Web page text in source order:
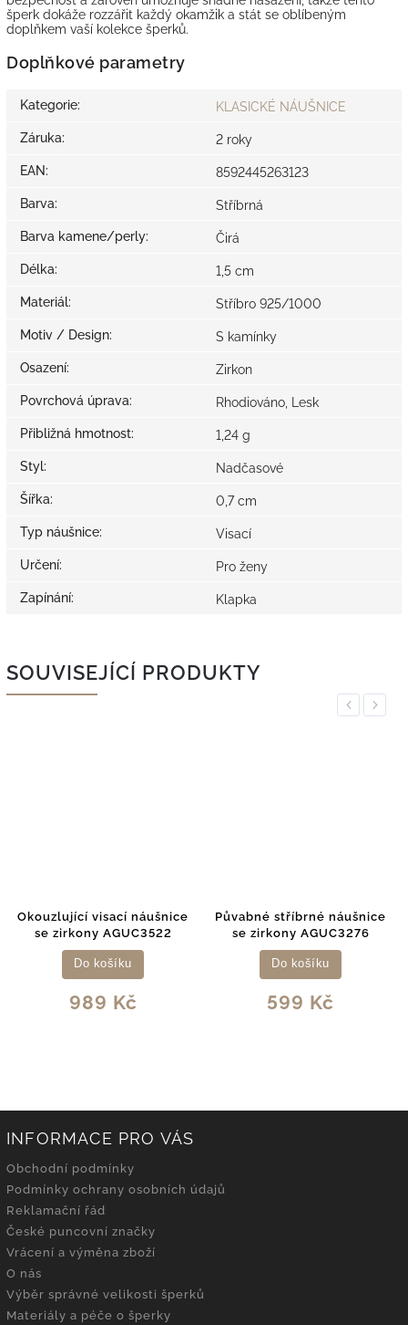
šperk dokáže rozzářit každý okamžik a stát se oblíbeným
doplňkem vaší kolekce šperků.
Doplňkové parametry
Kategorie: KLASICKÉ NÁUŠNICE
Záruka: 2 roky
EAN: 8592445263123
Barva: Stříbrná
Barva kamene/perly: Čirá
Délka: 1,5 cm
Materiál: Stříbro 925/1000
Motiv / Design: S kamínky
Osazení: Zirkon
Povrchová úprava: Rhodiováno, Lesk
Přibližná hmotnost: 1,24 g
Styl: Nadčasové
Šířka: 0,7 cm
Typ náušnice: Visací
Určení: Pro ženy
Zapínání: Klapka
SOUVISEJÍCÍ PRODUKTY
Previous
Okouzlující visací náušnice
se zirkony AGUC3522
989 Kč
Do košíku
Půvabné stříbrné náušnice
se zirkony AGUC3276
599 Kč
Do košíku
Next
INFORMACE PRO VÁS
Obchodní podmínky
Podmínky ochrany osobních údajů
Reklamační řád
České puncovní značky
Vrácení a výměna zboží
O nás
Výběr správné velikosti šperků
Materiály a péče o šperky